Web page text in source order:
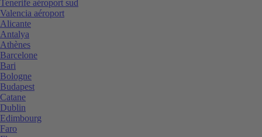
Tenerife aéroport sud
Valencia aéroport
Alicante
Antalya
Athènes
Barcelone
Bari
Bologne
Budapest
Catane
Dublin
Edimbourg
Faro